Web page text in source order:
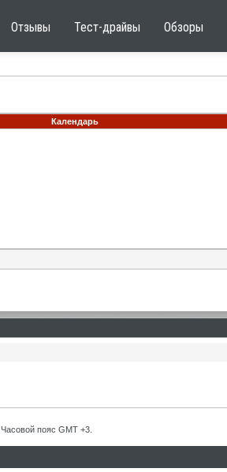
Отзывы Тест-драйвы Обзоры
Календарь
. Часовой пояс GMT +3.